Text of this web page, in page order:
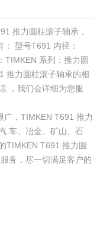
推力圆柱滚子轴承，
型号T691 内径：
TIMKEN 系列：推力圆
推力圆柱滚子轴承的相
，我们会详细为您服
广，TIMKEN T691 推力
车、冶金、矿山、石
TIMKEN T691 推力圆
务，尽一切满足客户的